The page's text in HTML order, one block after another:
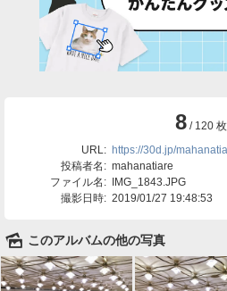
8/ 120 枚
URL: https://30d.jp/
投稿者名: mahanatiare
ファイル名: IMG_1843.JPG
撮影日時: 2019/01/27 19:48:53
🌄 このアルバムの他の写真